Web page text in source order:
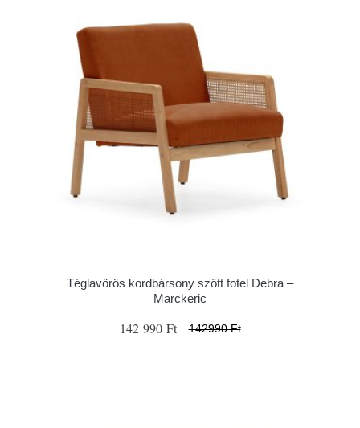
Téglavörös kordbársony szőtt fotel Debra –
Marckeric
142 990 Ft 142990 Ft